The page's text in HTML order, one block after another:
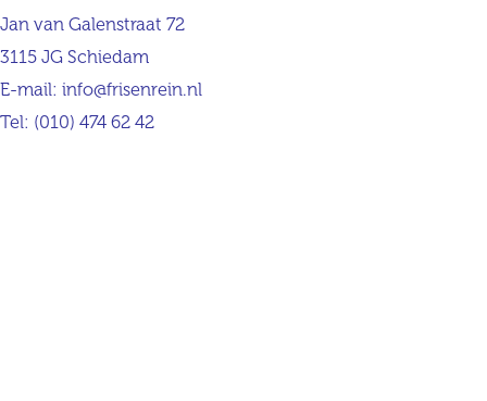
Jan van Galenstraat 72
3115 JG Schiedam
E-mail: info@frisenrein.nl
Tel: (010) 474 62 42